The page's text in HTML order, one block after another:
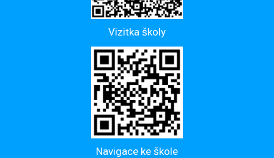
Vizitka školy
Navigace ke škole